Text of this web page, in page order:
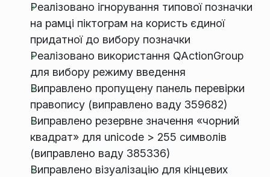
Реалізовано ігнорування типової позначки
на рамці піктограм на користь єдиної
придатної до вибору позначки
Реалізовано використання QActionGroup
для вибору режиму введення
Виправлено пропущену панель перевірки
правопису (виправлено ваду 359682)
Виправлено резервне значення «чорний
квадрат» для unicode > 255 символів
(виправлено ваду 385336)
Виправлено візуалізацію для кінцевих